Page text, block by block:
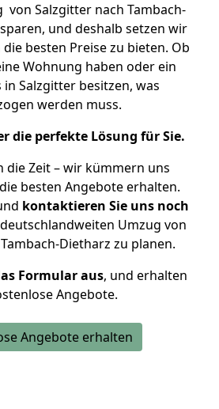
von Salzgitter nach Tambach-
und deshalb setzen wir
besten Preise zu bieten. Ob
Wohnung haben oder ein
Salzgitter besitzen, was
werden muss.
die perfekte Lösung für Sie.
die Zeit – wir kümmern uns
besten Angebote erhalten.
kontaktieren Sie uns noch
Umzug von
Dietharz zu planen.
Formular aus, und erhalten
Angebote.
Angebote erhalten